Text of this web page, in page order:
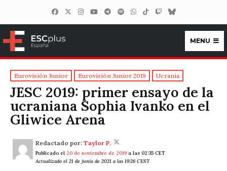
ESCplus España
MENU
Eurovisión Junior Eurovisión Junior 2019 Ucrania
JESC 2019: primer ensayo de la
ucraniana Sophia Ivanko en el
Gliwice Arena
Redactado por: Taylor P.
Publicado el 20 de noviembre de 2019 a las 02:35 CET
Actualizado el 21 de junio de 2021 a las 19:26 CEST